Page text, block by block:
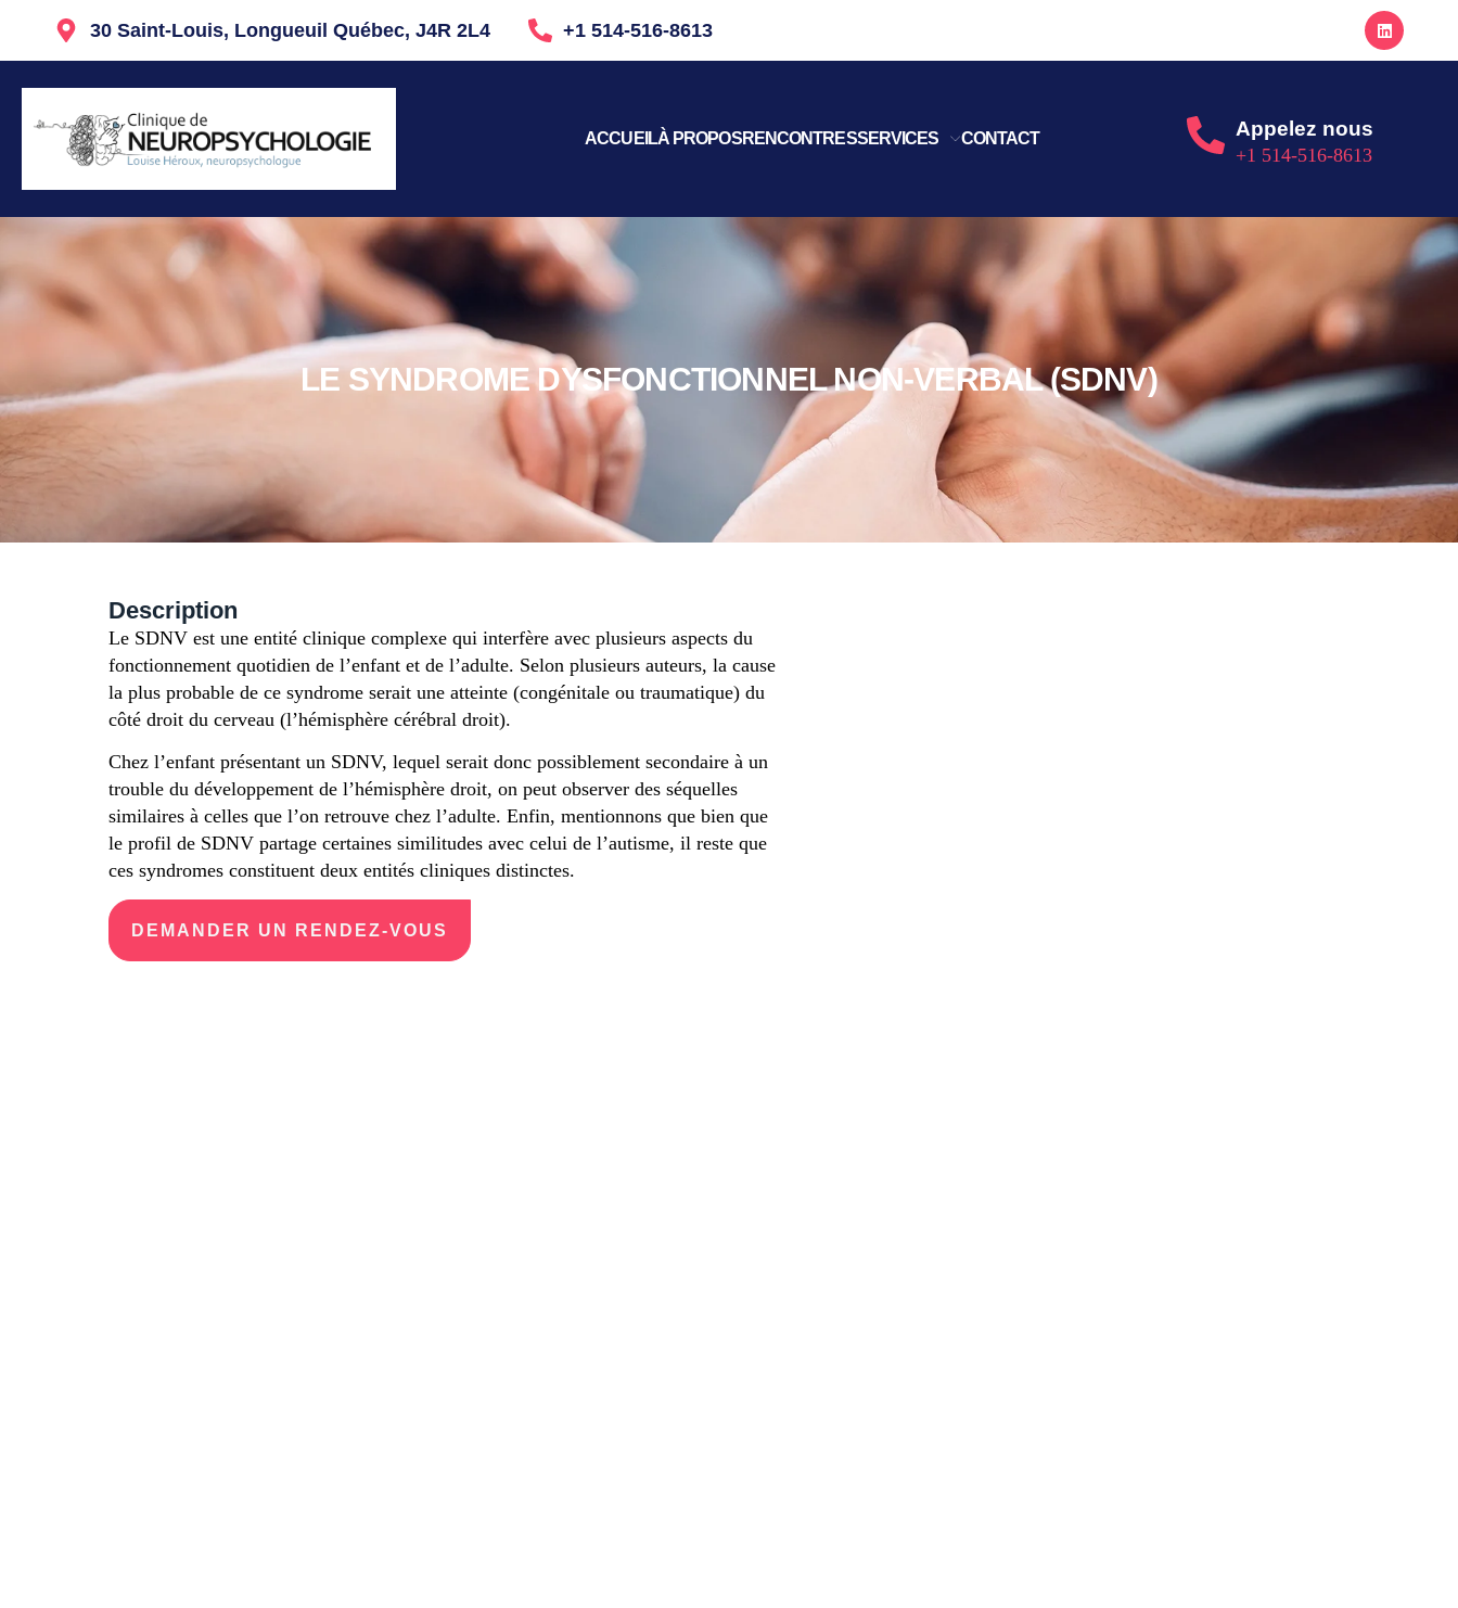
30 Saint-Louis, Longueuil Québec, J4R 2L4 +1 514-516-8613
ACCUEILÀ PROPOSRENCONTRESSERVICES CONTACT Appelez nous
+1 514-516-8613
LE SYNDROME DYSFONCTIONNEL NON-VERBAL (SDNV)
Description
Le SDNV est une entité clinique complexe qui interfère avec plusieurs aspects du
fonctionnement quotidien de l’enfant et de l’adulte. Selon plusieurs auteurs, la cause
la plus probable de ce syndrome serait une atteinte (congénitale ou traumatique) du
côté droit du cerveau (l’hémisphère cérébral droit).
Chez l’enfant présentant un SDNV, lequel serait donc possiblement secondaire à un
trouble du développement de l’hémisphère droit, on peut observer des séquelles
similaires à celles que l’on retrouve chez l’adulte. Enfin, mentionnons que bien que
le profil de SDNV partage certaines similitudes avec celui de l’autisme, il reste que
ces syndromes constituent deux entités cliniques distinctes.
DEMANDER UN RENDEZ-VOUS